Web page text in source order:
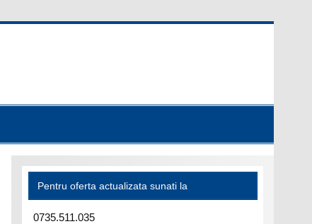
Pentru oferta actualizata sunati la
0735.511.035